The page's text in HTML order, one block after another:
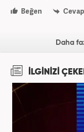
Beğen
Daha
İLGİNİZİ